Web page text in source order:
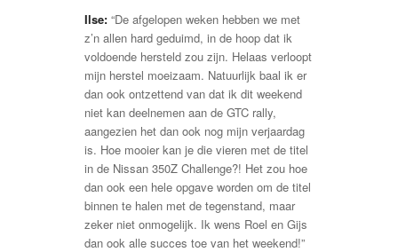
Ilse: “De afgelopen weken hebben we met
z’n allen hard geduimd, in de hoop dat ik
voldoende hersteld zou zijn. Helaas verloopt
mijn herstel moeizaam. Natuurlijk baal ik er
dan ook ontzettend van dat ik dit weekend
niet kan deelnemen aan de GTC rally,
aangezien het dan ook nog mijn verjaardag
is. Hoe mooier kan je die vieren met de titel
in de Nissan 350Z Challenge?! Het zou hoe
dan ook een hele opgave worden om de titel
binnen te halen met de tegenstand, maar
zeker niet onmogelijk. Ik wens Roel en Gijs
dan ook alle succes toe van het weekend!”